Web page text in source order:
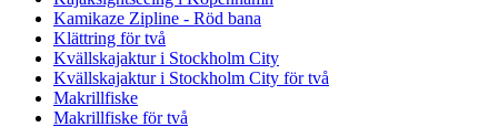
Kamikaze Zipline - Röd bana
Klättring för två
Kvällskajaktur i Stockholm City
Kvällskajaktur i Stockholm City för två
Makrillfiske
Makrillfiske för två